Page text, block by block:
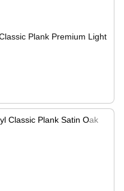
Plank Premium Light